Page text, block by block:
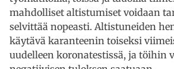
mahdolliset altistumiset voidaan
selvittää nopeasti. Altistuneiden
käytävä karanteenin toiseksi
uudelleen koronatestissä, ja töihin